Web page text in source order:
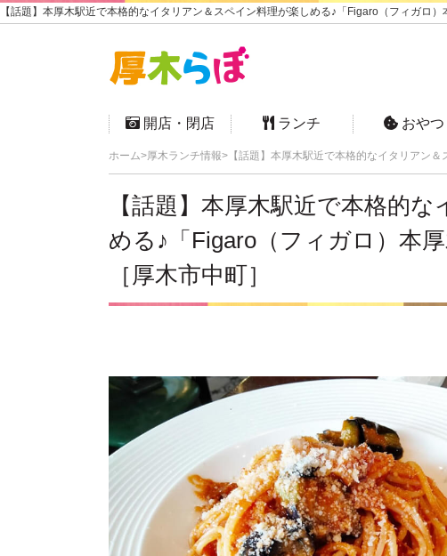
【話題】本厚木駅近で本格的なイタリアン＆スペイン料理が楽しめる♪「Figaro（フィガロ
開店・閉店 ランチ おやつ
ホーム 厚木ランチ情報 【話題】本厚木駅近で本格的なイタリアン
【話題】本厚木駅近で本格的
める♪「Figaro（フィガロ）本
［厚木市中町］